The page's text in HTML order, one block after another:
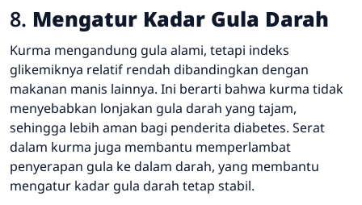
8. Mengatur Kadar Gula Darah
Kurma mengandung gula alami, tetapi indeks
glikemiknya relatif rendah dibandingkan dengan
makanan manis lainnya. Ini berarti bahwa kurma tidak
menyebabkan lonjakan gula darah yang tajam,
sehingga lebih aman bagi penderita diabetes. Serat
dalam kurma juga membantu memperlambat
penyerapan gula ke dalam darah, yang membantu
mengatur kadar gula darah tetap stabil.